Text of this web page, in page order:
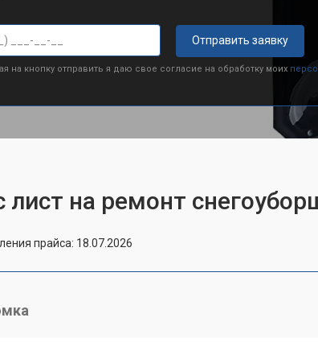
Отправить заявку
на кнопку отправить я даю свое согласие на обработку моих
лист на ремонт
прайса: 18.07.2026